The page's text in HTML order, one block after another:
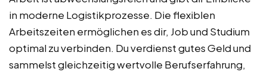
in moderne Logistikprozesse. Die flexiblen
Arbeitszeiten ermöglichen es dir, Job und Studium
optimal zu verbinden. Du verdienst gutes Geld und
sammelst gleichzeitig wertvolle Berufserfahrung,